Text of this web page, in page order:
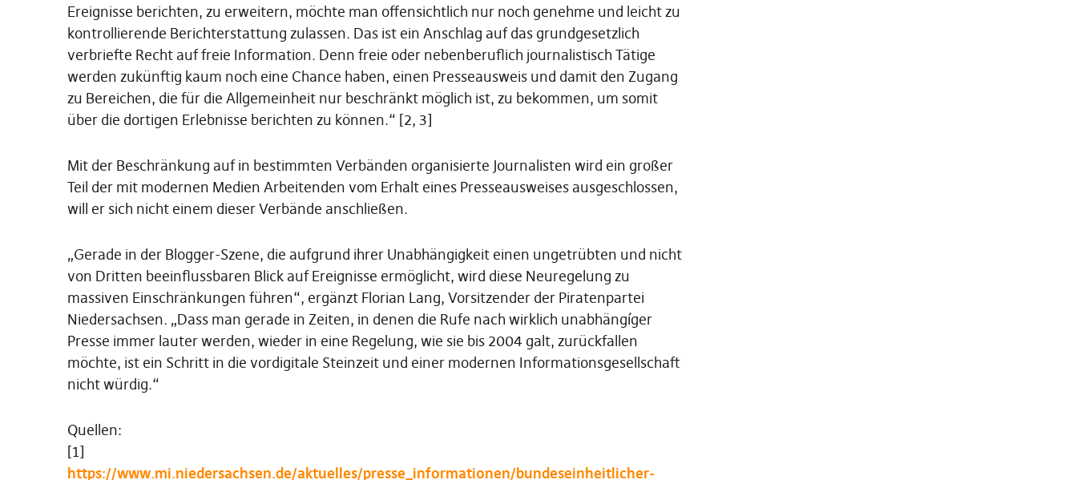
Ereignisse berichten, zu erweitern, möchte man offensichtlich nur noch genehme und leicht zu
kontrollierende Berichterstattung zulassen. Das ist ein Anschlag auf das grundgesetzlich
verbriefte Recht auf freie Information. Denn freie oder nebenberuflich journalistisch Tätige
werden zukünftig kaum noch eine Chance haben, einen Presseausweis und damit den Zugang
zu Bereichen, die für die Allgemeinheit nur beschränkt möglich ist, zu bekommen, um somit
über die dortigen Erlebnisse berichten zu können.“ [2, 3]
Mit der Beschränkung auf in bestimmten Verbänden organisierte Journalisten wird ein großer
Teil der mit modernen Medien Arbeitenden vom Erhalt eines Presseausweises ausgeschlossen,
will er sich nicht einem dieser Verbände anschließen.
„Gerade in der Blogger-Szene, die aufgrund ihrer Unabhängigkeit einen ungetrübten und nicht
von Dritten beeinflussbaren Blick auf Ereignisse ermöglicht, wird diese Neuregelung zu
massiven Einschränkungen führen“, ergänzt Florian Lang, Vorsitzender der Piratenpartei
Niedersachsen. „Dass man gerade in Zeiten, in denen die Rufe nach wirklich unabhängíger
Presse immer lauter werden, wieder in eine Regelung, wie sie bis 2004 galt, zurückfallen
möchte, ist ein Schritt in die vordigitale Steinzeit und einer modernen Informationsgesellschaft
nicht würdig.“
Quellen:
[1]
https://www.mi.niedersachsen.de/aktuelles/presse_informationen/bundeseinheitlicher-